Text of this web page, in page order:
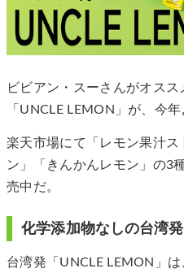
ビビアン・スーさんがオス
「UNCLE LEMON」が、今
楽天市場にて「レモン果汁
ン」「きんかんレモン」の3
売中だ。
化学添加物なしの台湾
台湾発「UNCLE LEMON」